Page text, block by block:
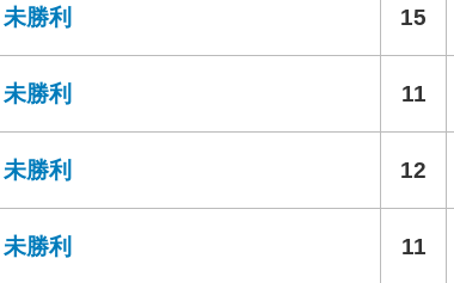
未勝利 15
未勝利 11
未勝利 12
未勝利 11